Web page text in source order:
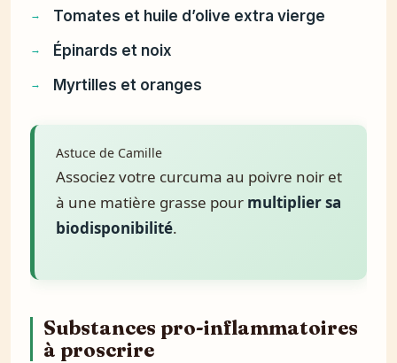
Tomates et huile d’olive extra vierge
Épinards et noix
Myrtilles et oranges
Astuce de Camille
Associez votre curcuma au poivre noir et
à une matière grasse pour multiplier sa
biodisponibilité.
Substances pro-inflammatoires
à proscrire